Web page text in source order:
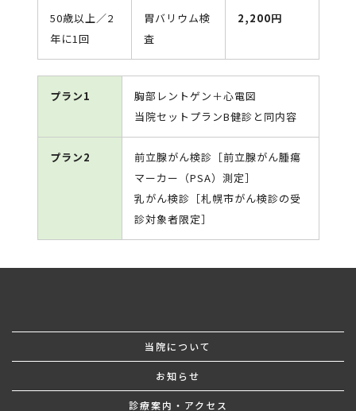
50歳以上／2
年に1回
胃バリウム検
査
2,200円
プラン1
胸部レントゲン＋心電図
当院セットプランB健診と同内容
プラン2
前立腺がん検診［前立腺がん腫瘍
マーカー（PSA）測定］
乳がん検診［札幌市がん検診の受
診対象者限定］
当院について
お知らせ
診療案内・アクセス